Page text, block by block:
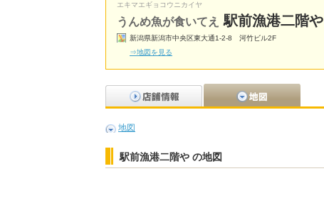
エキマエギョコウニカイヤ
うんめ魚が食いてえ 駅前漁港二階や
新潟県新潟市中央区東大通1-2-8 河竹ビル2F
⇒地図を見る
地図
駅前漁港二階や の地図